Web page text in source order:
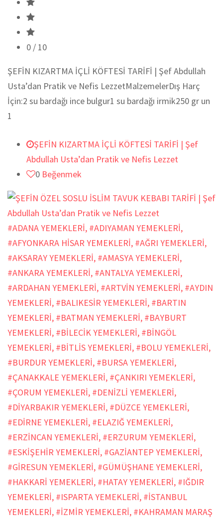
0 / 10
ŞEFİN KIZARTMA İÇLİ KÖFTESİ TARİFİ | Şef Abdullah
Usta’dan Pratik ve Nefis LezzetMalzemelerDış Harç
İçin:2 su bardağı ince bulgur1 su bardağı irmik250 gr un
1
ŞEFİN KIZARTMA İÇLİ KÖFTESİ TARİFİ | Şef
Abdullah Usta’dan Pratik ve Nefis Lezzet
0 Beğenmek
#ADANA YEMEKLERİ, #ADIYAMAN YEMEKLERİ,
#AFYONKARA HİSAR YEMEKLERİ, #AĞRI YEMEKLERİ,
#AKSARAY YEMEKLERİ, #AMASYA YEMEKLERİ,
#ANKARA YEMEKLERİ, #ANTALYA YEMEKLERİ,
#ARDAHAN YEMEKLERİ, #ARTVİN YEMEKLERİ, #AYDIN
YEMEKLERİ, #BALIKESİR YEMEKLERİ, #BARTIN
YEMEKLERİ, #BATMAN YEMEKLERİ, #BAYBURT
YEMEKLERİ, #BİLECİK YEMEKLERİ, #BİNGÖL
YEMEKLERİ, #BİTLİS YEMEKLERİ, #BOLU YEMEKLERİ,
#BURDUR YEMEKLERİ, #BURSA YEMEKLERİ,
#ÇANAKKALE YEMEKLERİ, #ÇANKIRI YEMEKLERİ,
#ÇORUM YEMEKLERİ, #DENİZLİ YEMEKLERİ,
#DİYARBAKIR YEMEKLERİ, #DÜZCE YEMEKLERİ,
#EDİRNE YEMEKLERİ, #ELAZIĞ YEMEKLERİ,
#ERZİNCAN YEMEKLERİ, #ERZURUM YEMEKLERİ,
#ESKİŞEHİR YEMEKLERİ, #GAZİANTEP YEMEKLERİ,
#GİRESUN YEMEKLERİ, #GÜMÜŞHANE YEMEKLERİ,
#HAKKARİ YEMEKLERİ, #HATAY YEMEKLERİ, #IĞDIR
YEMEKLERİ, #ISPARTA YEMEKLERİ, #İSTANBUL
YEMEKLERİ, #İZMİR YEMEKLERİ, #KAHRAMAN MARAŞ